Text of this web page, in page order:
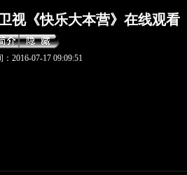
视《快乐大本营》在线观看
2016-07-17 09:09:51